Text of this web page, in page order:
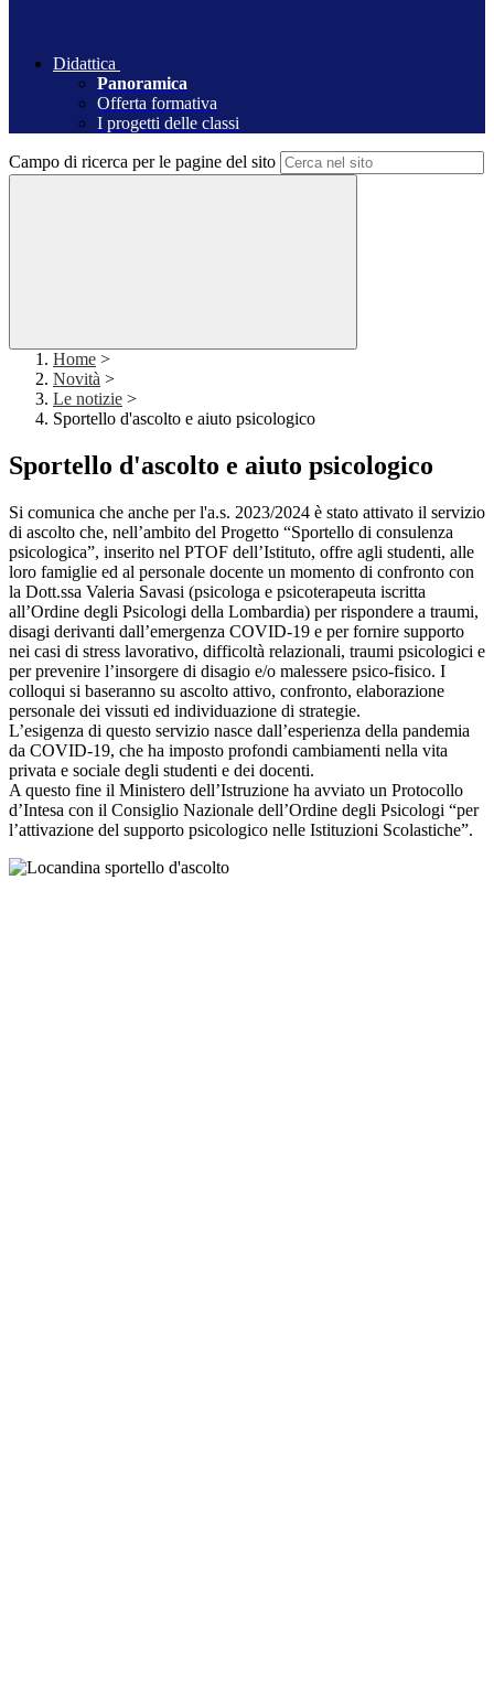
Didattica
Panoramica
Offerta formativa
I progetti delle classi
Campo di ricerca per le pagine del sito
Home >
Novità >
Le notizie >
Sportello d'ascolto e aiuto psicologico
Sportello d'ascolto e aiuto psicologico
Si comunica che anche per l'a.s. 2023/2024 è stato attivato il servizio
di ascolto che, nell’ambito del Progetto “Sportello di consulenza
psicologica”, inserito nel PTOF dell’Istituto, offre agli studenti, alle
loro famiglie ed al personale docente un momento di confronto con
la Dott.ssa Valeria Savasi (psicologa e psicoterapeuta iscritta
all’Ordine degli Psicologi della Lombardia) per rispondere a traumi,
disagi derivanti dall’emergenza COVID-19 e per fornire supporto
nei casi di stress lavorativo, difficoltà relazionali, traumi psicologici e
per prevenire l’insorgere di disagio e/o malessere psico-fisico. I
colloqui si baseranno su ascolto attivo, confronto, elaborazione
personale dei vissuti ed individuazione di strategie.
L’esigenza di questo servizio nasce dall’esperienza della pandemia
da COVID-19, che ha imposto profondi cambiamenti nella vita
privata e sociale degli studenti e dei docenti.
A questo fine il Ministero dell’Istruzione ha avviato un Protocollo
d’Intesa con il Consiglio Nazionale dell’Ordine degli Psicologi “per
l’attivazione del supporto psicologico nelle Istituzioni Scolastiche”.